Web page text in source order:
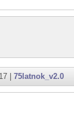
| 75latnok_v2.0